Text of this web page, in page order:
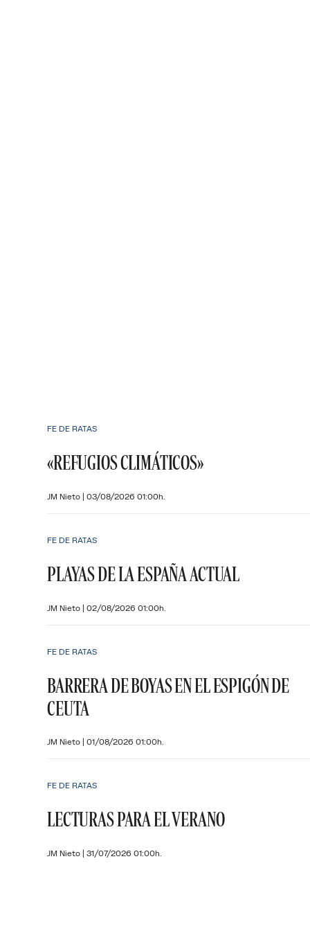
FE DE RATAS
«REFUGIOS CLIMÁTICOS»
JM Nieto | 03/08/2026 01:00h.
FE DE RATAS
PLAYAS DE LA ESPAÑA ACTUAL
JM Nieto | 02/08/2026 01:00h.
FE DE RATAS
BARRERA DE BOYAS EN EL ESPIGÓN DE
CEUTA
JM Nieto | 01/08/2026 01:00h.
FE DE RATAS
LECTURAS PARA EL VERANO
JM Nieto | 31/07/2026 01:00h.